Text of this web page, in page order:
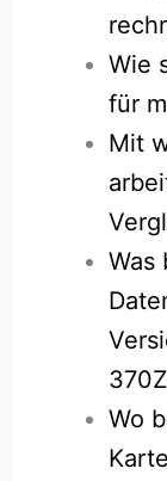
Wie
für
Mit
Was
Wo